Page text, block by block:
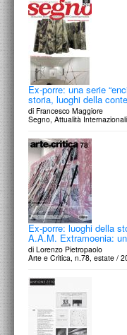
Ex-porre: una serie
storia, luoghi della
di Francesco Maggiore
Segno, Attualità
Ex-porre: luoghi della
A.A.M. Extramoenia:
di Lorenzo Pietropaolo
Arte e Critica, n.78, estate /